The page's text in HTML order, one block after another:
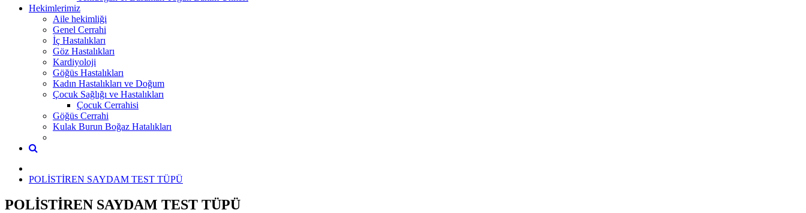
Hekimlerimiz
Aile hekimliği
Genel Cerrahi
İç Hastalıkları
Göz Hastalıkları
Kardiyoloji
Göğüs Hastalıkları
Kadın Hastalıkları ve Doğum
Çocuk Sağlığı ve Hastalıkları
Çocuk Cerrahisi
Göğüs Cerrahi
Kulak Burun Boğaz Hatalıkları
POLİSTİREN SAYDAM TEST TÜPÜ
POLİSTİREN SAYDAM TEST TÜPÜ